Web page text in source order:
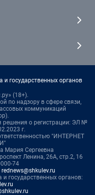
государственных органов
(18+).
по надзору в сфере связи,
коммуникаций
решения о регистрации: ЭЛ №
г.
"ИНТЕРНЕТ
Мария Сергеевна
Ленина, 26А, стр.2, 16
74
rednews@shkulev.ru
государственных органов: